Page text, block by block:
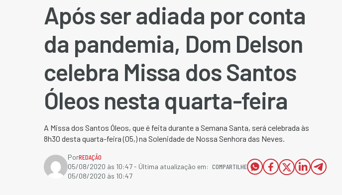
Após ser adiada por conta
da pandemia, Dom Delson
celebra Missa dos Santos
Óleos nesta quarta-feira​
A Missa dos Santos Óleos, que é feita durante a Semana Santa, será celebrada às
8h30 desta quarta-feira (05,) na Solenidade de Nossa Senhora das Neves.
PorREDAÇÃO
05/08/2020 às 10:47- Última atualização em:
05/08/2020 às 10:47
COMPARTILHE